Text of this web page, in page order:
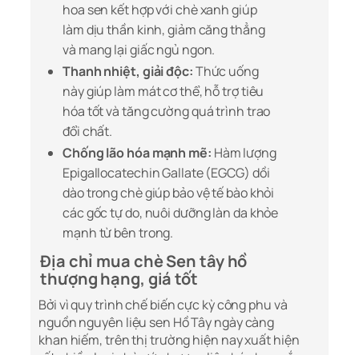
hoa sen kết hợp với chè xanh giúp
làm dịu thần kinh, giảm căng thẳng
và mang lại giấc ngủ ngon.
Thanh nhiệt, giải độc:Thức uống
này giúp làm mát cơ thể, hỗ trợ tiêu
hóa tốt và tăng cường quá trình trao
đổi chất.
Chống lão hóa mạnh mẽ: Hàm lượng
Epigallocatechin Gallate (EGCG) dồi
dào trong chè giúp bảo vệ tế bào khỏi
các gốc tự do, nuôi dưỡng làn da khỏe
mạnh từ bên trong.
Địa chỉ mua chè Sen tây hồ
thượng hạng, giá tốt
Bởi vì quy trình chế biến cực kỳ công phu và
nguồn nguyên liệu sen Hồ Tây ngày càng
khan hiếm, trên thị trường hiện nay xuất hiện